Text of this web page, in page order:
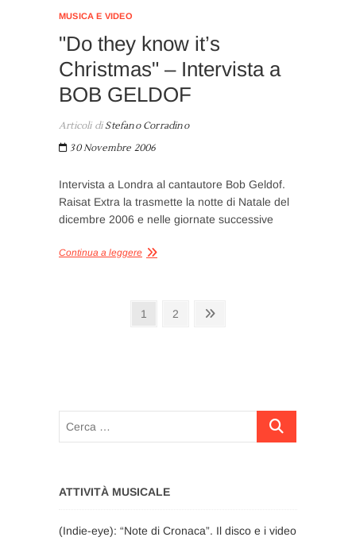
MUSICA E VIDEO
"Do they know it’s
Christmas" – Intervista a
BOB GELDOF
Articoli diStefano Corradino
30 Novembre 2006
Intervista a Londra al cantautore Bob Geldof.
Raisat Extra la trasmette la notte di Natale del
dicembre 2006 e nelle giornate successive
Continua a leggere
PaginazionePagina
1 Pagina
2
Pagina
Cerca
ATTIVITÀ MUSICALE
(Indie-eye): “Note di Cronaca”. Il disco e i video